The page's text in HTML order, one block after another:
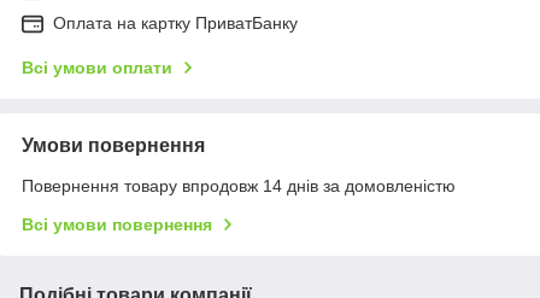
Оплата на картку ПриватБанку
Всі умови оплати
Умови повернення
Повернення товару впродовж 14 днів за домовленістю
Всі умови повернення